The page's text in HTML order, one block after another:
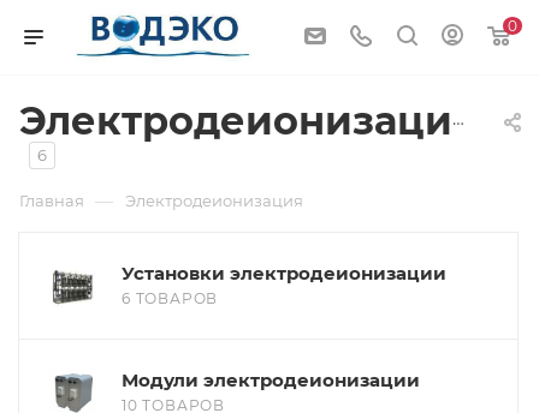
0
Электродеионизация
6
Главная — Электродеионизация
Установки электродеионизации
6 ТОВАРОВ
Модули электродеионизации
10 ТОВАРОВ